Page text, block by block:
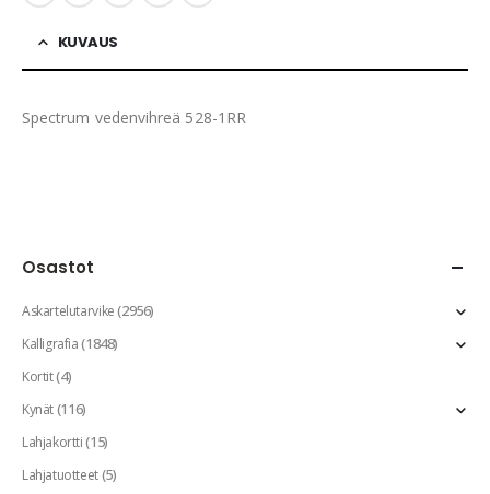
KUVAUS
Spectrum vedenvihreä 528-1RR
Osastot
Askartelutarvike(2956)
Kalligrafia(1848)
Kortit(4)
Kynät(116)
Lahjakortti(15)
Lahjatuotteet(5)